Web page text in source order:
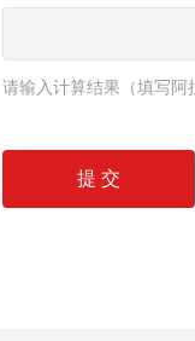
请输入计算结果（填写阿